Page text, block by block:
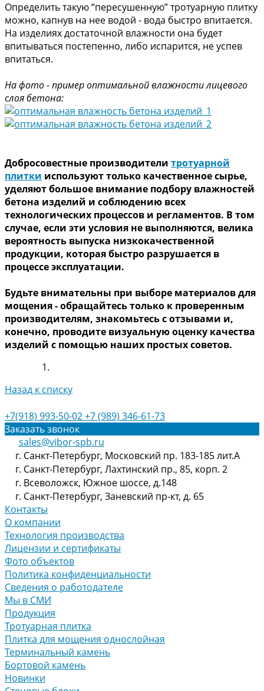
Определить такую “пересушенную” тротуарную плитку
можно, капнув на нее водой - вода быстро впитается.
На изделиях достаточной влажности она будет
впитываться постепенно, либо испарится, не успев
впитаться.
На фото - пример оптимальной влажности лицевого
слоя бетона:
Добросовестные производители тротуарной
плитки используют только качественное сырье,
уделяют большое внимание подбору влажностей
бетона изделий и соблюдению всех
технологических процессов и регламентов. В том
случае, если эти условия не выполняются, велика
вероятность выпуска низкокачественной
продукции, которая быстро разрушается в
процессе эксплуатации.
Будьте внимательны при выборе материалов для
мощения - обращайтесь только к проверенным
производителям, знакомьтесь с отзывами и,
конечно, проводите визуальную оценку качества
изделий с помощью наших простых советов.
Назад к списку
+7(918) 993-50-02+7 (989) 346-61-73
Заказать звонок
sales@vibor-spb.ru
г. Санкт-Петербург, Московский пр. 183-185 лит.А
г. Санкт-Петербург, Лахтинский пр., 85, корп. 2
г. Всеволожск, Южное шоссе, д.148
г. Санкт-Петербург, Заневский пр-кт, д. 65
Контакты
О компании
Технология производства
Лицензии и сертификаты
Фото объектов
Политика конфиденциальности
Сведения о работодателе
Мы в СМИ
Продукция
Тротуарная плитка
Плитка для мощения однослойная
Терминальный камень
Бортовой камень
Новинки